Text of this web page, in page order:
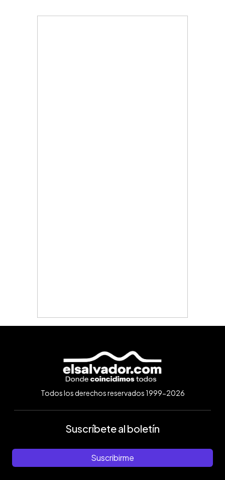
Todos los derechos reservados 1999-2026
Suscríbete al boletín
Suscribirme